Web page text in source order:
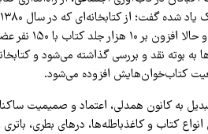
فرهنگ کتاب‌خوانی و پایداری
کتاب‌خوان‌هایش افزوده می‌شود.
۲ شهرک اکباتان حالا تبدیل به کانون همدلی، اعتماد و
کتاب و کاغذباطله‌ها، درهای بطری،